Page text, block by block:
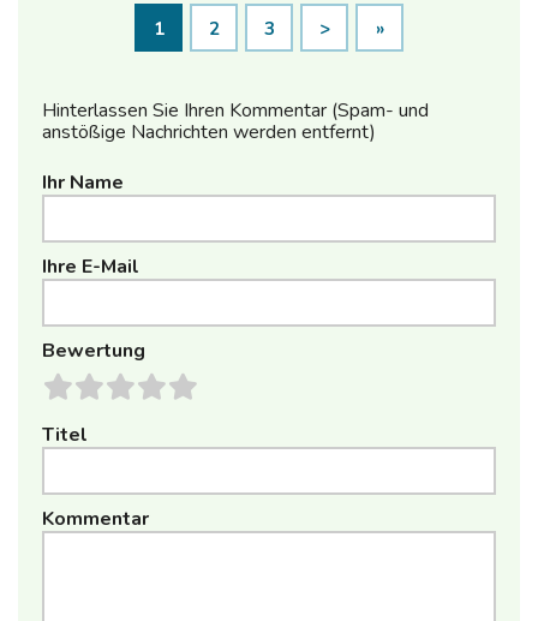
1 2 3 > »
Hinterlassen Sie Ihren Kommentar (Spam- und
anstößige Nachrichten werden entfernt)
Ihr Name
Ihre E-Mail
Bewertung
Titel
Kommentar